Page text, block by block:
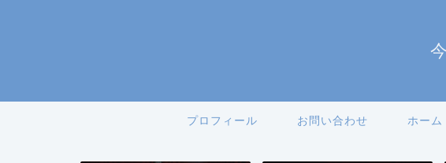
プロフィール お問い合わせ ホーム